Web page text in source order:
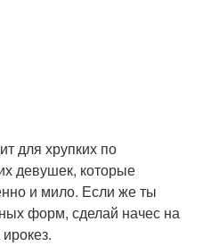
для хрупких по
девушек, которые
и мило. Если же ты
форм, сделай начес на